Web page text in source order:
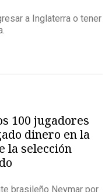
a Inglaterra o tener
100 jugadores
dinero en la
la selección
brasileño Neymar por